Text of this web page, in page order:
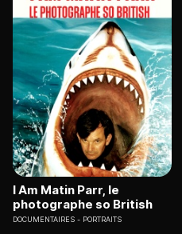
I Am Matin Parr, le
photographe so British
DOCUMENTAIRES PORTRAITS